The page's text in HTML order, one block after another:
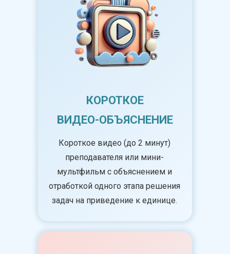
Короткое видео (до 2 минут)
преподавателя или мини-
мультфильм с объяснением и
отработкой одного этапа решения
задач на приведение к единице.
КОРОТКОЕ
ВИДЕО-ОБЪЯСНЕНИЕ